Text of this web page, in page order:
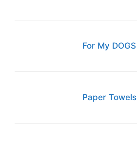
For My DOGS
Paper Towels